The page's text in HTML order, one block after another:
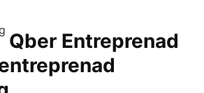
Qber Entreprenad